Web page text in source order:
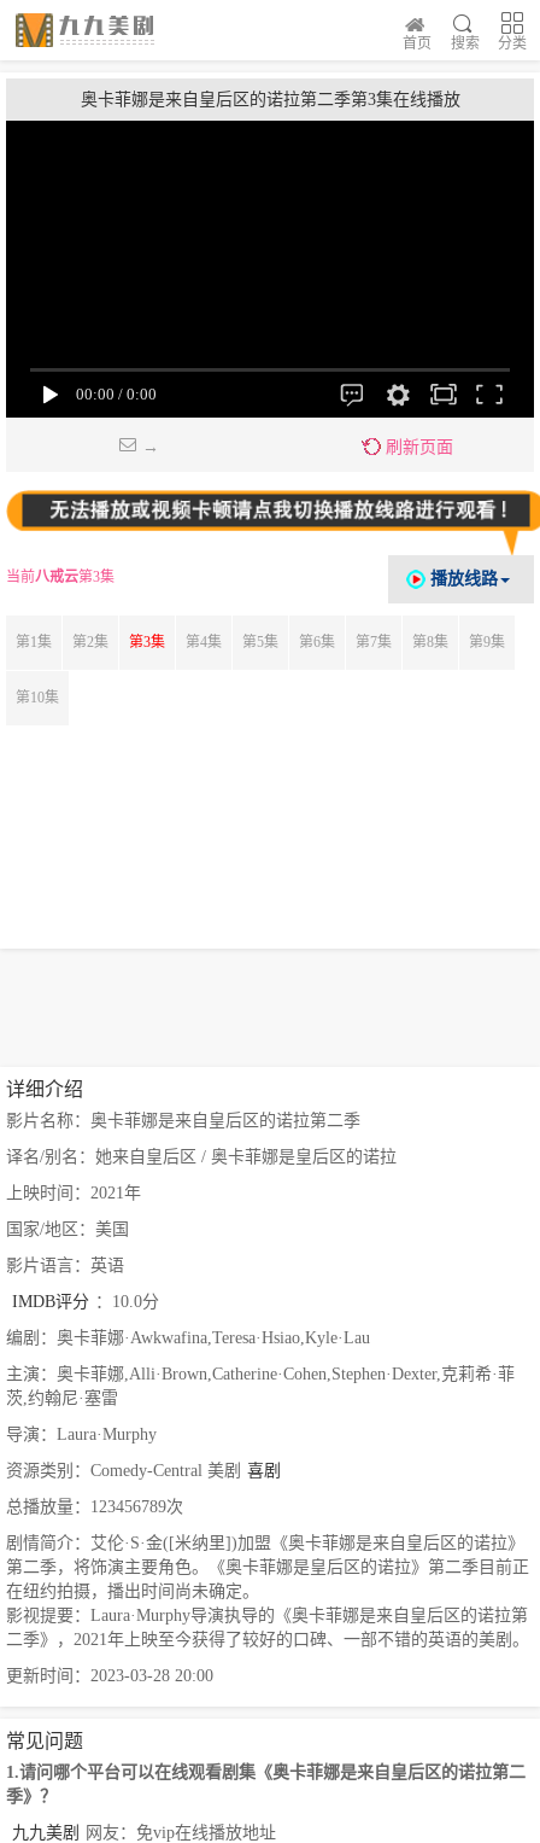
分类
搜索
首页
奥卡菲娜是来自皇后区的诺拉第二季第3集在线播放
→ 刷新页面
播放线路
当前八戒云第3集
第1集 第2集 第3集 第4集 第5集 第6集 第7集 第8集 第9集
第10集
详细介绍
影片名称：奥卡菲娜是来自皇后区的诺拉第二季
译名/别名：她来自皇后区 / 奥卡菲娜是皇后区的诺拉
上映时间：2021年
国家/地区：美国
影片语言：英语
IMDB评分 ：10.0分
编剧：奥卡菲娜·Awkwafina,Teresa·Hsiao,Kyle·Lau
主演：奥卡菲娜,Alli·Brown,Catherine·Cohen,Stephen·Dexter,克莉希·菲
茨,约翰尼·塞雷
导演：Laura·Murphy
资源类别：Comedy-Central 美剧 喜剧
总播放量：123456789次
剧情简介：艾伦·S·金([米纳里])加盟《奥卡菲娜是来自皇后区的诺拉》
第二季，将饰演主要角色。《奥卡菲娜是皇后区的诺拉》第二季目前正
在纽约拍摄，播出时间尚未确定。
影视提要：Laura·Murphy导演执导的《奥卡菲娜是来自皇后区的诺拉第
二季》，2021年上映至今获得了较好的口碑、一部不错的英语的美剧。
更新时间：2023-03-28 20:00
常见问题
1.请问哪个平台可以在线观看剧集《奥卡菲娜是来自皇后区的诺拉第二
季》？
九九美剧
网友：免vip在线播放地址